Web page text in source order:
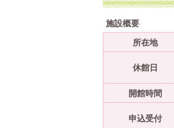
施設概要
所在地
休館日
開館時間
申込受付